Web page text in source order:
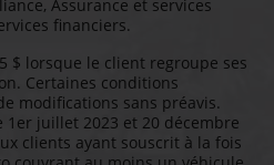
Assurance et services
financiers.
$ lorsque le client regroupe ses
Certaines conditions
modifications sans préavis.
juillet 2023 et 20 décembre
clients ayant souscrit à la fois